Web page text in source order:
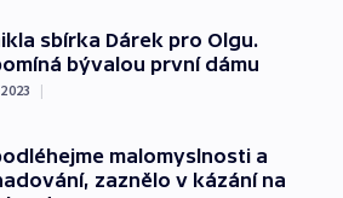
sbírka Dárek pro Olgu.
bývalou první dámu
|
malomyslnosti a
zaznělo v kázání na